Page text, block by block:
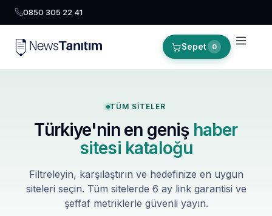
0850 305 22 41
Sepet 0
TÜM SITELER
Türkiye'nin en geniş haber
sitesi kataloğu
Filtreleyin, karşılaştırın ve hedefinize en uygun
siteleri seçin. Tüm sitelerde 6 ay link garantisi ve
şeffaf metriklerle güvenli yayın.